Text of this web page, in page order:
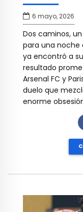
6 mayo, 2026
Dos caminos,
para una noche
ya encontró a
resultado
Arsenal FC y
duelo que
enorme